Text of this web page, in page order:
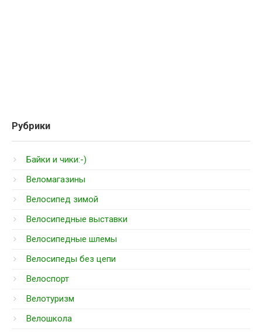
Рубрики
Байки и чики:-)
Веломагазины
Велосипед зимой
Велосипедные выставки
Велосипедные шлемы
Велосипеды без цепи
Велоспорт
Велотуризм
Велошкола